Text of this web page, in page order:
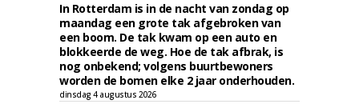
In Rotterdam is in de nacht van zondag op
maandag een grote tak afgebroken van
een boom. De tak kwam op een auto en
blokkeerde de weg. Hoe de tak afbrak, is
nog onbekend; volgens buurtbewoners
worden de bomen elke 2 jaar onderhouden.
dinsdag 4 augustus 2026